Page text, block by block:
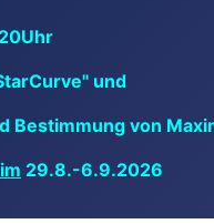
und
Bestimmung von
29.8.-6.9.2026